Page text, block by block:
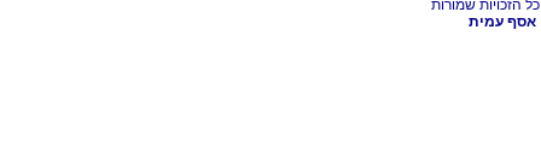
אסף עמית